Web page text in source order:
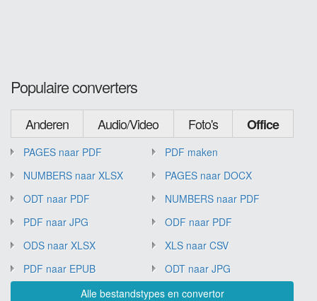
Populaire converters
Anderen Audio/Video Foto's Office
PAGES naar PDF
PDF maken
NUMBERS naar XLSX
PAGES naar DOCX
ODT naar PDF
NUMBERS naar PDF
PDF naar JPG
ODF naar PDF
ODS naar XLSX
XLS naar CSV
PDF naar EPUB
ODT naar JPG
Alle bestandstypes en convertor